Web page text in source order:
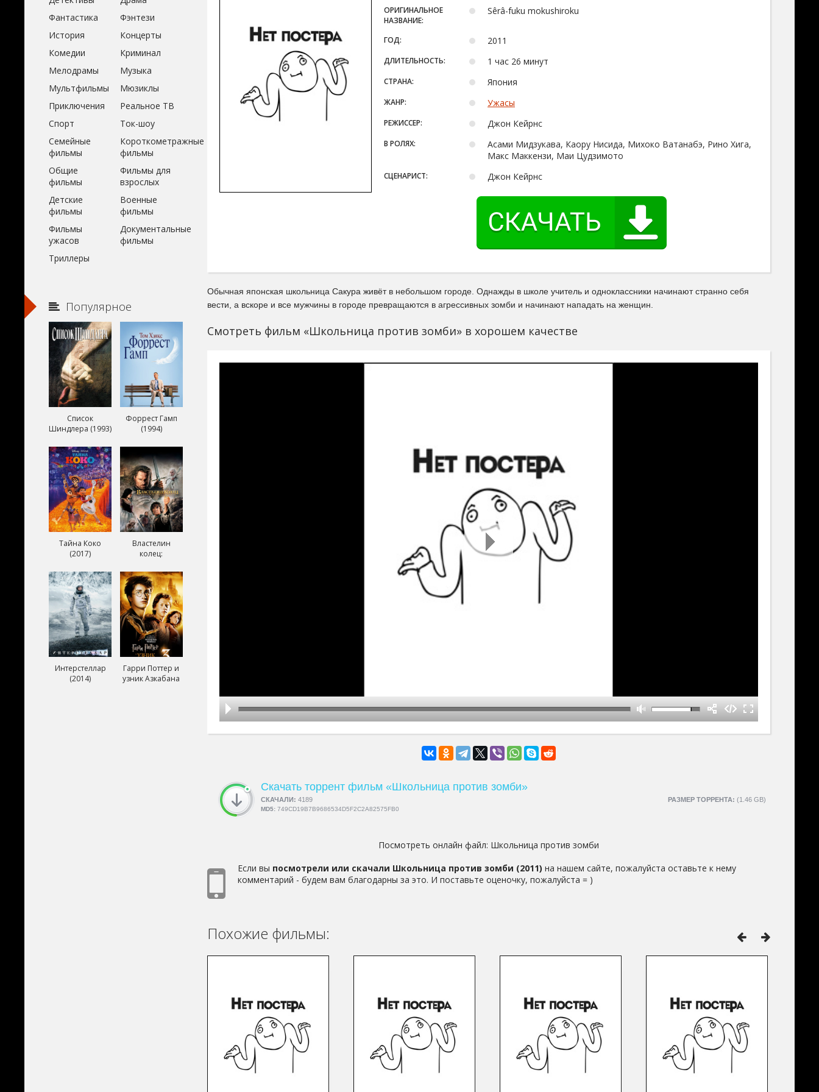
ОРИГИНАЛЬНОЕ
НАЗВАНИЕ:
Sêrâ-fuku mokushiroku
ГОД: 2011
ДЛИТЕЛЬНОСТЬ: 1 час 26 минут
СТРАНА: Япония
ЖАНР: Ужасы
РЕЖИССЕР: Джон Кейрнс
В РОЛЯХ:
Асами Мидзукава, Каору Нисида, Михоко Ватанабэ, Рино Хига,
Макс Маккензи, Маи Цудзимото
СЦЕНАРИСТ: Джон Кейрнс
Обычная японская школьница Сакура живёт в небольшом городе. Однажды в школе учитель и одноклассники начинают странно себя
вести, а вскоре и все мужчины в городе превращаются в агрессивных зомби и начинают нападать на женщин.
Смотреть фильм «Школьница против зомби» в хорошем качестве
Скачать торрент фильм «Школьница против зомби»
РАЗМЕР ТОРРЕНТА: (1.46 GB)
СКАЧАЛИ: 4189
MD5: 749CD19B7B9686534D5F2C2A82575FB0
Посмотреть онлайн файл: Школьница против зомби
Если вы посмотрели или скачали Школьница против зомби (2011) на нашем сайте, пожалуйста оставьте к нему
комментарий - будем вам благодарны за это. И поставьте оценочку, пожалуйста = )
Похожие фильмы:
Фантастика
Фэнтези
История
Концерты
Комедии
Криминал
Мелодрамы
Музыка
Мультфильмы
Мюзиклы
Приключения
Реальное ТВ
Спорт
Ток-шоу
Семейные
фильмы
Короткометражные
фильмы
Общие
фильмы
Фильмы для
взрослых
Детские
фильмы
Военные
фильмы
Фильмы
ужасов
Документальные
фильмы
Триллеры
Популярное
Список
Шиндлера (1993)
Форрест Гамп
(1994)
Тайна Коко
(2017)
Властелин
колец:
короля (2003)
Интерстеллар
(2014)
Гарри Поттер и
узник Азкабана